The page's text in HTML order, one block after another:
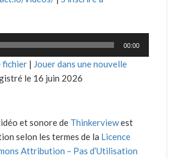
00:00
fichier | Jouer dans une nouvelle
le 16 juin 2026
et sonore de Thinkerviewest
selon les termes de la Licence
Attribution – Pas d’Utilisation